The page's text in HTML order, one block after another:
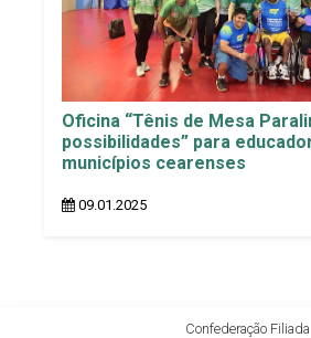
Oficina “Tênis de Mesa
possibilidades” para
municípios cearenses
09.01.2025
Confederação Filiada